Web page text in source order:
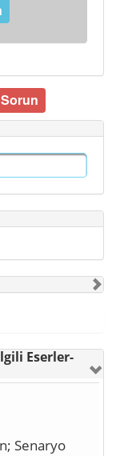
Eserler-
Senaryo